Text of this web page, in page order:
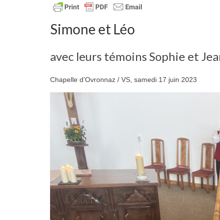
Simone et Léo
avec leurs témoins Sophie et
Chapelle d’Ovronnaz / VS, samedi 17 juin 2023